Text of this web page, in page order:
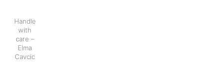
Handle
with
care –
Elma
Cavcic